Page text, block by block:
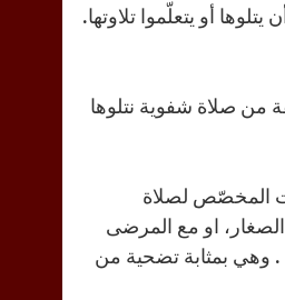
أو يتعلّموا تلاوتها.
من صلاة شفوية نتلوها
المخصّص لصلاة
الصغار، او مع المرضى
. وهي بمثابة تضحية من